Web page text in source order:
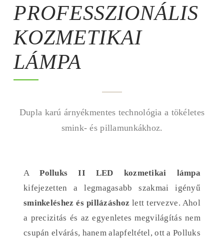
PROFESSZIONÁLIS
KOZMETIKAI
LÁMPA
Dupla karú árnyékmentes technológia a tökéletes
smink- és pillamunkákhoz.
APolluks II LED kozmetikai lámpa
kifejezetten a legmagasabb szakmai igényű
sminkeléshez és pillázáshoz lett tervezve. Ahol
a precizitás és az egyenletes megvilágítás nem
csupán elvárás, hanem alapfeltétel, ott a Polluks